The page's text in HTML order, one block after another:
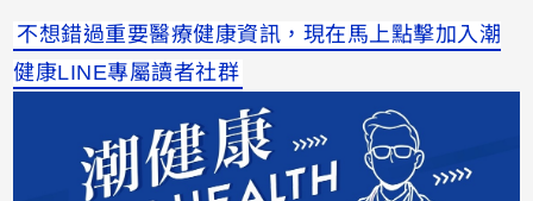
不想錯過重要醫療健康資訊，現在馬上點擊加入潮
健康LINE專屬讀者社群